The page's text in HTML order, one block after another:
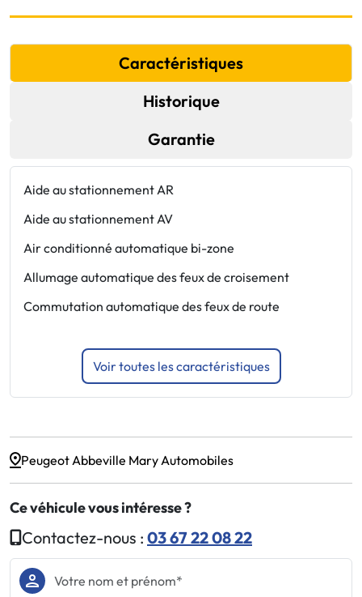
Caractéristiques
Historique
Garantie
Aide au stationnement AR
Aide au stationnement AV
Air conditionné automatique bi-zone
Allumage automatique des feux de croisement
Commutation automatique des feux de route
Voir toutes les caractéristiques
Peugeot Abbeville Mary Automobiles
Ce véhicule vous intéresse ?
Contactez-nous : 03 67 22 08 22